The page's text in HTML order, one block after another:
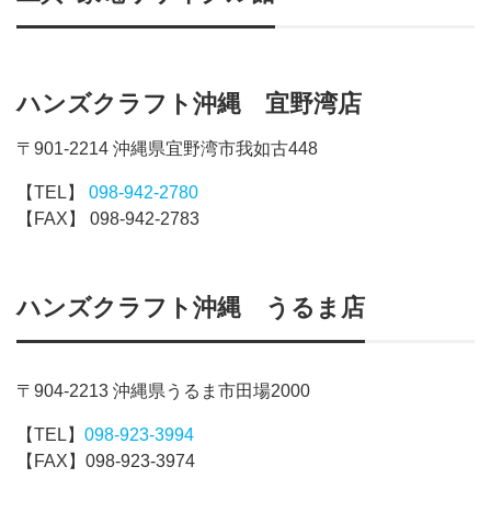
ハンズクラフト沖縄 宜野湾店
〒901-2214 沖縄県宜野湾市我如古448
【TEL】 098-942-2780
【FAX】 098-942-2783
ハンズクラフト沖縄 うるま店
〒904-2213 沖縄県うるま市田場2000
【TEL】 098-923-3994
【FAX】098-923-3974